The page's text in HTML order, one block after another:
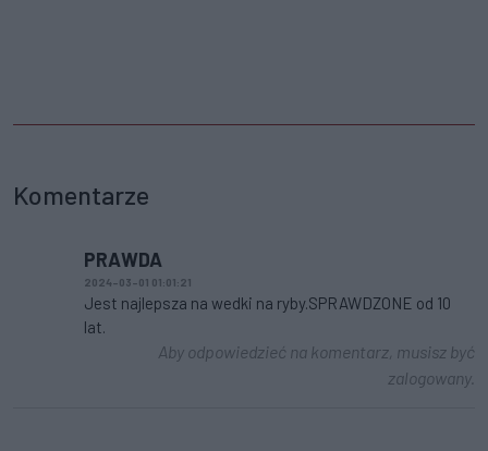
Komentarze
PRAWDA
2024-03-01 01:01:21
Jest najlepsza na wedki na ryby.SPRAWDZONE od 10
lat.
Aby odpowiedzieć na komentarz, musisz być
zalogowany.